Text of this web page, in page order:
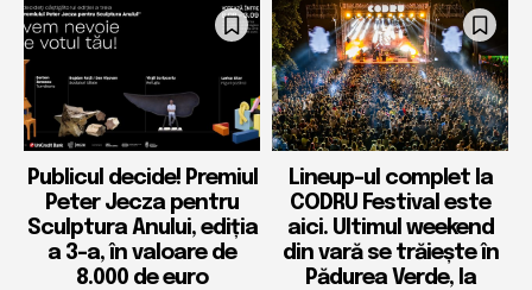
Publicul decide! Premiul
Peter Jecza pentru
Sculptura Anului, ediția
a 3-a, în valoare de
8.000 de euro
Lineup-ul complet la
CODRU Festival este
aici. Ultimul weekend
din vară se trăiește în
Pădurea Verde, la